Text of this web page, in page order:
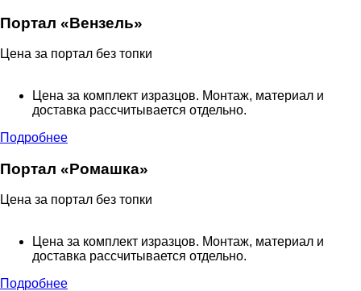
Портал «Вензель»
Цена за портал без топки
Цена за комплект изразцов. Монтаж, материал и
доставка рассчитывается отдельно.
Подробнее
Портал «Ромашка»
Цена за портал без топки
Цена за комплект изразцов. Монтаж, материал и
доставка рассчитывается отдельно.
Подробнее